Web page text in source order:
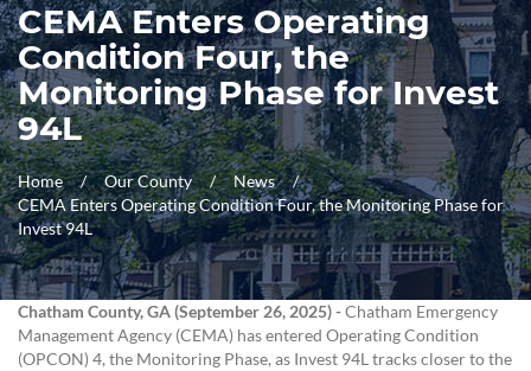
CEMA Enters Operating
Condition Four, the
Monitoring Phase for Invest
94L
Home Our County
News
CEMA Enters Operating Condition Four, the Monitoring Phase for
Invest 94L
Chatham County, GA (September 26, 2025) -Chatham Emergency
Management Agency (CEMA) has entered Operating Condition
(OPCON) 4, the Monitoring Phase, as Invest 94L tracks closer to the